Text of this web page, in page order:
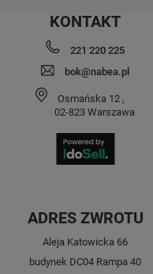
KONTAKT
221 220 225
bok@nabea.pl
Osmańska 12 ,
02-823 Warszawa
ADRES ZWROTU
Aleja Katowicka 66
budynek DC04 Rampa 40